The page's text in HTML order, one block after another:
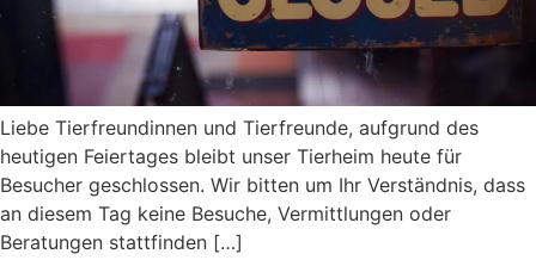
Liebe Tierfreundinnen und Tierfreunde, aufgrund des
heutigen Feiertages bleibt unser Tierheim heute für
Besucher geschlossen. Wir bitten um Ihr Verständnis, dass
an diesem Tag keine Besuche, Vermittlungen oder
Beratungen stattfinden […]